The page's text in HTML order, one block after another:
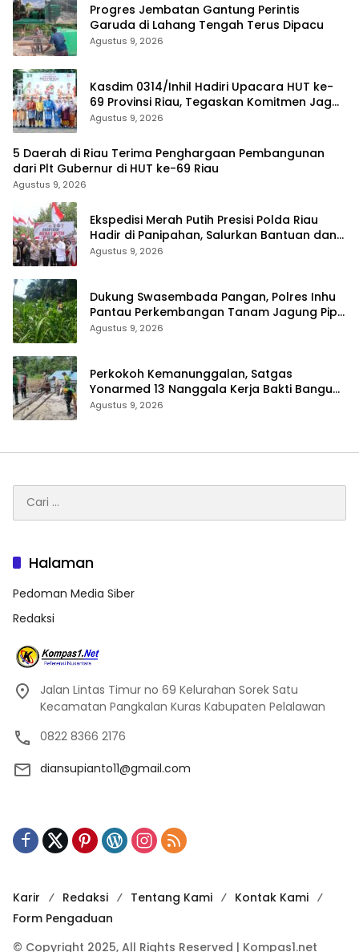
Progres Jembatan Gantung Perintis
Garuda di Lahang Tengah Terus Dipacu
Agustus 9, 2026
Kasdim 0314/Inhil Hadiri Upacara HUT ke-
69 Provinsi Riau, Tegaskan Komitmen Jaga
Persatuan dan Pembangunan
Agustus 9, 2026
5 Daerah di Riau Terima Penghargaan Pembangunan
dari Plt Gubernur di HUT ke-69 Riau
Agustus 9, 2026
Ekspedisi Merah Putih Presisi Polda Riau
Hadir di Panipahan, Salurkan Bantuan dan
Layanan Kesehatan
Agustus 9, 2026
Dukung Swasembada Pangan, Polres Inhu
Pantau Perkembangan Tanam Jagung Pipil
Agustus 9, 2026
Perkokoh Kemanunggalan, Satgas
Yonarmed 13 Nanggala Kerja Bakti Bangun
Masjid Al-Hikmah di Kapuas Hulu
Agustus 9, 2026
untuk:
Halaman
Pedoman Media Siber
Redaksi
Jalan Lintas Timur no 69 Kelurahan Sorek Satu
Kecamatan Pangkalan Kuras Kabupaten Pelalawan
0822 8366 2176
diansupianto11@gmail.com
Karir Redaksi Tentang Kami
Kontak Kami
Form Pengaduan
© Copyright 2025, All Rights Reserved | Kompas1.net